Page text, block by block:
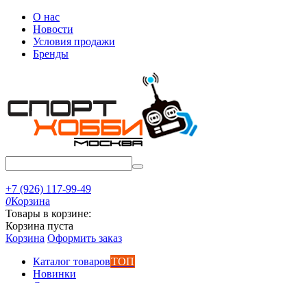
О нас
Новости
Условия продажи
Бренды
+7 (926) 117-99-49
0Корзина
Товары в корзине:
Корзина пуста
Корзина Оформить заказ
Каталог товаровТОП
Новинки